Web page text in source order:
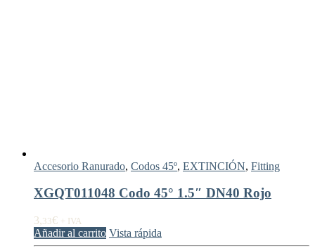
Accesorio Ranurado, Codos 45º, EXTINCIÓN, Fitting
XGQT011048 Codo 45° 1.5″ DN40 Rojo
3,33€ + IVA
Añadir al carrito Vista rápida